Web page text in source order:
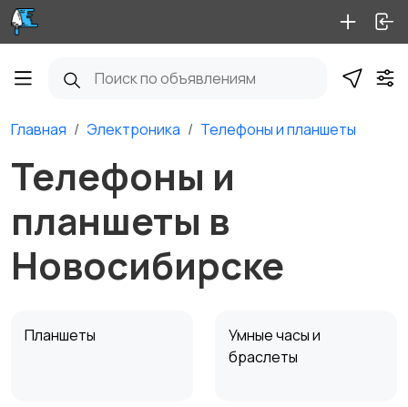
Главная Электроника Телефоны и планшеты
Телефоны и
планшеты в
Новосибирске
Планшеты
Умные часы и
браслеты